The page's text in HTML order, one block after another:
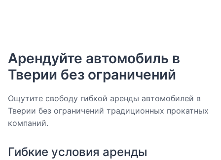
Арендуйте автомобиль в
Тверии без ограничений
Ощутите свободу гибкой аренды автомобилей в
Тверии без ограничений традиционных прокатных
компаний.
Гибкие условия аренды